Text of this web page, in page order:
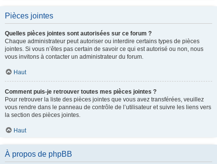
Pièces jointes
Quelles pièces jointes sont autorisées sur ce forum ?
Chaque administrateur peut autoriser ou interdire certains types de pièces
jointes. Si vous n’êtes pas certain de savoir ce qui est autorisé ou non, nous
vous invitons à contacter un administrateur du forum.
Haut
Comment puis-je retrouver toutes mes pièces jointes ?
Pour retrouver la liste des pièces jointes que vous avez transférées, veuillez
vous rendre dans le panneau de contrôle de l’utilisateur et suivre les liens vers
la section des pièces jointes.
Haut
À propos de phpBB